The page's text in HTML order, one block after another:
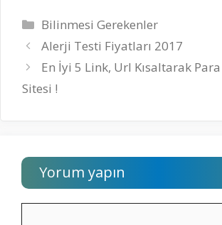
Kategoriler
Bilinmesi Gerekenler
Alerji Testi Fiyatları 2017
En İyi 5 Link, Url Kısaltarak
Sitesi !
Yorum yapın